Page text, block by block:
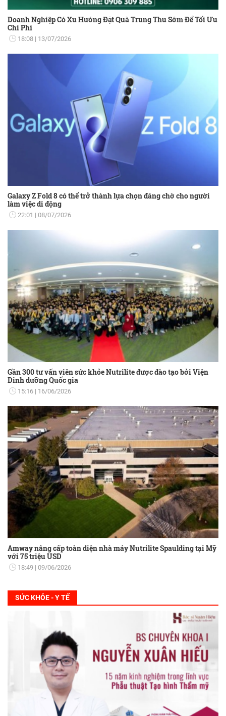
Doanh Nghiệp Có Xu Hướng Đặt Quà Trung Thu Sớm Để Tối Ưu
Chi Phí
18:08 13/07/2026
Galaxy Z Fold 8 có thể trở thành lựa chọn đáng chờ cho người
làm việc di động
22:01 08/07/2026
Gần 300 tư vấn viên sức khỏe Nutrilite được đào tạo bởi Viện
Dinh dưỡng Quốc gia
15:16 16/06/2026
Amway nâng cấp toàn diện nhà máy Nutrilite Spaulding tại Mỹ
với 75 triệu USD
18:49 09/06/2026
SỨC KHỎE - Y TẾ